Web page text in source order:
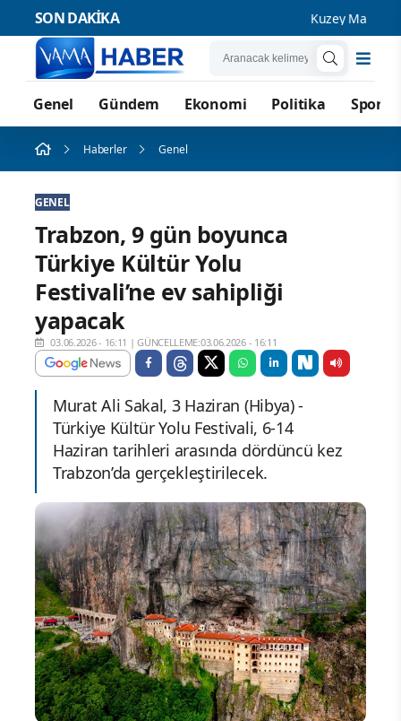
SON DAKİKA Kuzey Marmara
Genel Gündem Ekonomi Politika Spor
Haberler Genel
GENEL
Trabzon, 9 gün boyunca
Türkiye Kültür Yolu
Festivali’ne ev sahipliği
yapacak
03.06.2026 - 16:11 |GÜNCELLEME:03.06.2026 - 16:11
Murat Ali Sakal, 3 Haziran (Hibya) -
Türkiye Kültür Yolu Festivali, 6-14
Haziran tarihleri arasında dördüncü kez
Trabzon’da gerçekleştirilecek.